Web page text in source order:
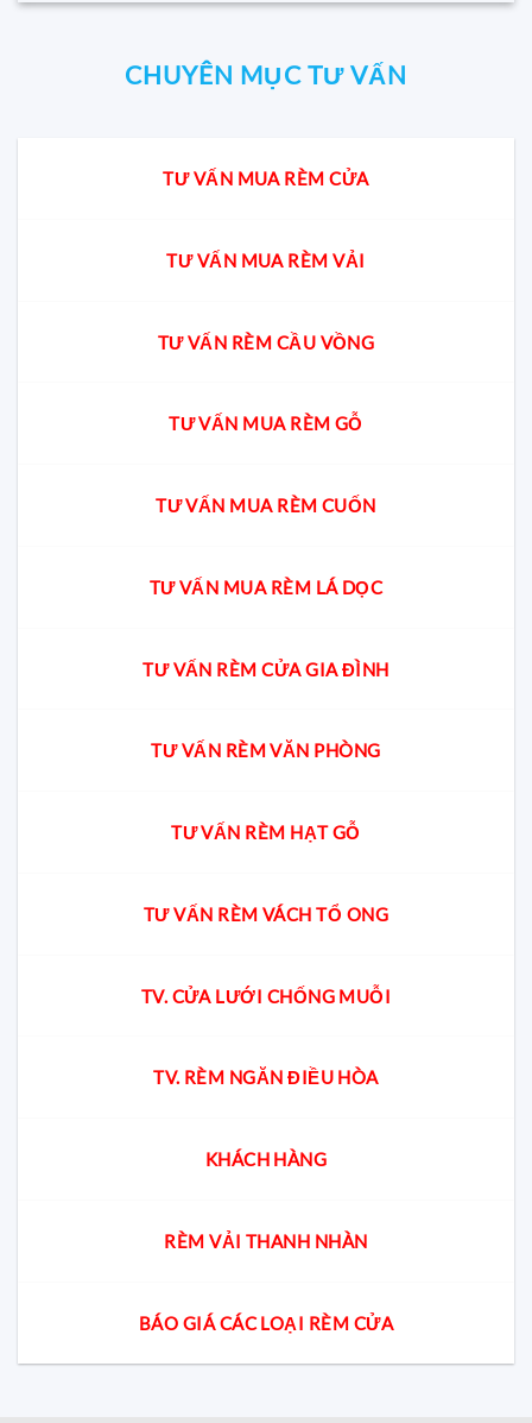
CHUYÊN MỤC TƯ VẤN
TƯ VẤN MUA RÈM CỬA
TƯ VẤN MUA RÈM VẢI
TƯ VẤN RÈM CẦU VỒNG
TƯ VẤN MUA RÈM GỖ
TƯ VẤN MUA RÈM CUỐN
TƯ VẤN MUA RÈM LÁ DỌC
TƯ VẤN RÈM CỬA GIA ĐÌNH
TƯ VẤN RÈM VĂN PHÒNG
TƯ VẤN RÈM HẠT GỖ
TƯ VẤN RÈM VÁCH TỔ ONG
TV. CỬA LƯỚI CHỐNG MUỖI
TV. RÈM NGĂN ĐIỀU HÒA
KHÁCH HÀNG
RÈM VẢI THANH NHÀN
BÁO GIÁ CÁC LOẠI RÈM CỬA